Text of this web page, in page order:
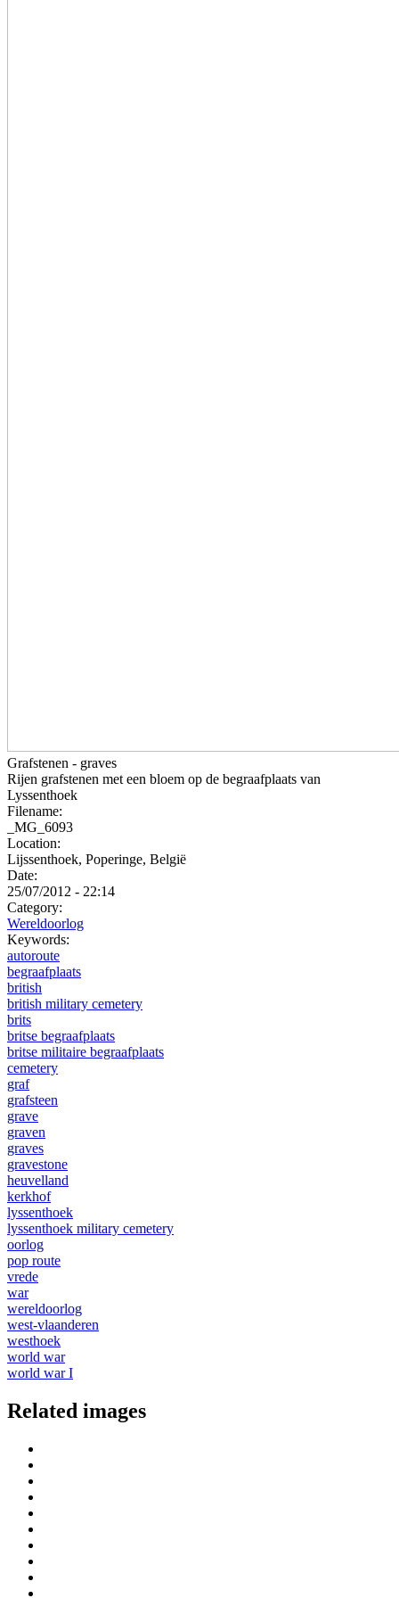
Grafstenen - graves
Rijen grafstenen met een bloem op de begraafplaats van
Lyssenthoek
Filename:
_MG_6093
Location:
Lijssenthoek, Poperinge, België
Date:
25/07/2012 - 22:14
Category:
Wereldoorlog
Keywords:
autoroute
begraafplaats
british
british military cemetery
brits
britse begraafplaats
britse militaire begraafplaats
cemetery
graf
grafsteen
grave
graven
graves
gravestone
heuvelland
kerkhof
lyssenthoek
lyssenthoek military cemetery
oorlog
pop route
vrede
war
wereldoorlog
west-vlaanderen
westhoek
world war
world war I
Related images